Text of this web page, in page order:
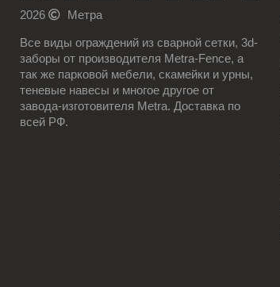
2026 Метра
Все виды ограждений из сварной сетки, 3d-
заборы от производителя Metra-Fence, а
так же парковой мебели, скамейки и урны,
теневые навесы и многое другое от
завода-изготовителя Metra. Доставка по
всей РФ.